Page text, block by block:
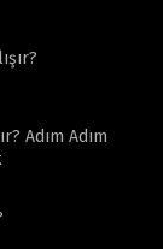
Adım Adım